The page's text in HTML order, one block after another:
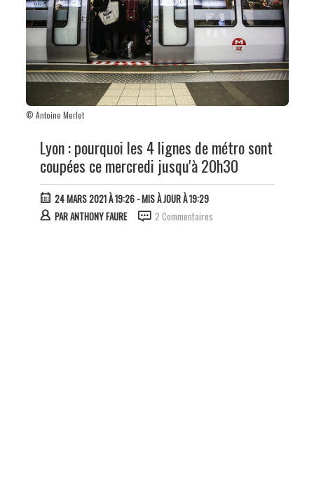
© Antoine Merlet
Lyon : pourquoi les 4 lignes de métro sont
coupées ce mercredi jusqu'à 20h30
24 MARS 2021 À 19:26- MIS À JOUR À 19:29
PARANTHONY FAURE 2 Commentaires